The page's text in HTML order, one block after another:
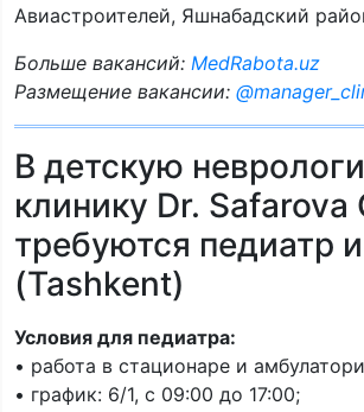
Авиастроителей, Яшнабадский
Больше вакансий: MedRabota.uz
Размещение вакансии:
В детскую
клинику Dr. Safarova
требуются педиатр
(Tashkent)
Условия для педиатра:
• работа в стационаре и
• график: 6/1, с 09:00 до 17:00;